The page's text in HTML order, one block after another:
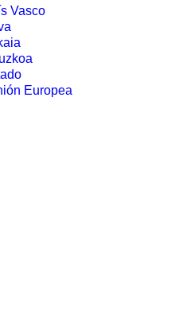
Vasco
Europea